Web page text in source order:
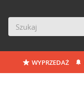
WYPRZEDAŻ